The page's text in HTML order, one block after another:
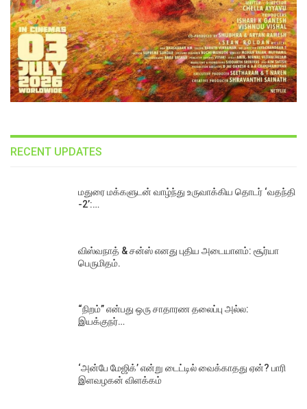
RECENT UPDATES
மதுரை மக்களுடன் வாழ்ந்து உருவாக்கிய தொடர் ‘வதந்தி
-2’:…
விஸ்வநாத் & சன்ஸ் எனது புதிய அடையாளம்: சூர்யா
பெருமிதம்.
“நிறம்” என்பது ஒரு சாதாரண தலைப்பு அல்ல:
இயக்குநர்…
‘அன்பே மேஜிக்’ என்று டைட்டில் வைக்காதது ஏன்? பாரி
இளவழகன் விளக்கம்